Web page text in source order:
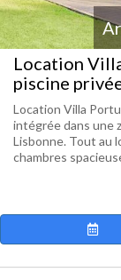
Location
piscine
Location Villa
intégrée dans une
Lisbonne. Tout au
chambres